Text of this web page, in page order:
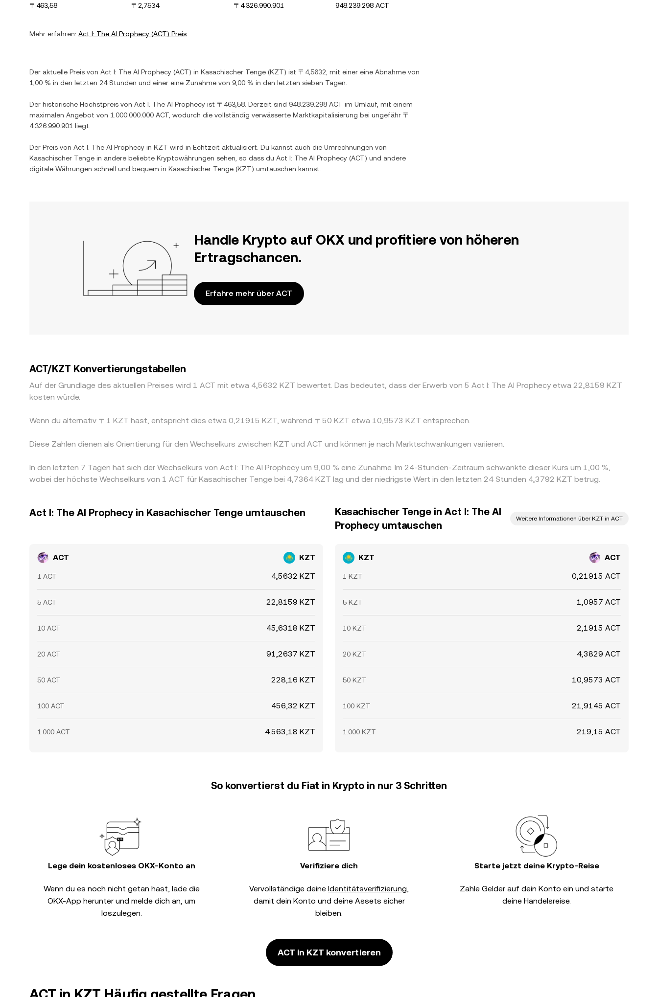
〒463,58
〒2,7534
〒4.326.990.901
948.239.298 ACT
Mehr erfahren: Act I: The AI Prophecy (ACT) Preis
Der aktuelle Preis von Act I: The AI Prophecy (ACT) in Kasachischer Tenge (KZT) ist 〒4,5632 , mit einer eine Abnahme von
1,00 % in den letzten 24 Stunden und einer eine Zunahme von 9,00 % in den letzten sieben Tagen.
Der historische Höchstpreis von Act I: The AI Prophecy ist 〒463,58 . Derzeit sind 948.239.298 ACT im Umlauf, mit einem
maximalen Angebot von 1.000.000.000 ACT , wodurch die vollständig verwässerte Marktkapitalisierung bei ungefähr 〒
4.326.990.901 liegt.
Der Preis von Act I: The AI Prophecy in KZT wird in Echtzeit aktualisiert. Du kannst auch die Umrechnungen von
Kasachischer Tenge in andere beliebte Kryptowährungen sehen, so dass du Act I: The AI Prophecy (ACT) und andere
digitale Währungen schnell und bequem in Kasachischer Tenge (KZT) umtauschen kannst.
Handle Krypto auf OKX und profitiere von höheren
Ertragschancen.
Erfahre mehr über ACT
ACT/KZT Konvertierungstabellen
Auf der Grundlage des aktuellen Preises wird 1 ACT mit etwa 4,5632 KZT bewertet. Das bedeutet, dass der Erwerb von 5 Act I: The AI Prophecy etwa 22,8159 KZT
kosten würde.
Wenn du alternativ 〒1 KZT hast, entspricht dies etwa 0,21915 KZT, während 〒50 KZT etwa 10,9573 KZT entsprechen.
Diese Zahlen dienen als Orientierung für den Wechselkurs zwischen KZT und ACT und können je nach Marktschwankungen variieren.
In den letzten 7 Tagen hat sich der Wechselkurs von Act I: The AI Prophecy um 9,00 % eine Zunahme. Im 24-Stunden-Zeitraum schwankte dieser Kurs um 1,00 %,
wobei der höchste Wechselkurs von 1 ACT für Kasachischer Tenge bei 4,7364 KZT lag und der niedrigste Wert in den letzten 24 Stunden 4,3792 KZT betrug.
Act I: The AI Prophecy in Kasachischer Tenge umtauschen
ACT KZT
1 ACT 4,5632 KZT
5 ACT 22,8159 KZT
10 ACT 45,6318 KZT
20 ACT 91,2637 KZT
50 ACT 228,16 KZT
100 ACT 456,32 KZT
1.000 ACT 4.563,18 KZT
Kasachischer Tenge in Act I: The AI
Prophecy umtauschen
Weitere Informationen über KZT in ACT
KZT ACT
1 KZT 0,21915 ACT
5 KZT 1,0957 ACT
10 KZT 2,1915 ACT
20 KZT 4,3829 ACT
50 KZT 10,9573 ACT
100 KZT 21,9145 ACT
1.000 KZT 219,15 ACT
So konvertierst du Fiat in Krypto in nur 3 Schritten
Lege dein kostenloses OKX-Konto an
Wenn du es noch nicht getan hast, lade die
OKX-App herunter und melde dich an, um
loszulegen.
Verifiziere dich
Vervollständige deine Identitätsverifizierung,
damit dein Konto und deine Assets sicher
bleiben.
Starte jetzt deine Krypto-Reise
Zahle Gelder auf dein Konto ein und starte
deine Handelsreise.
ACT in KZT konvertieren